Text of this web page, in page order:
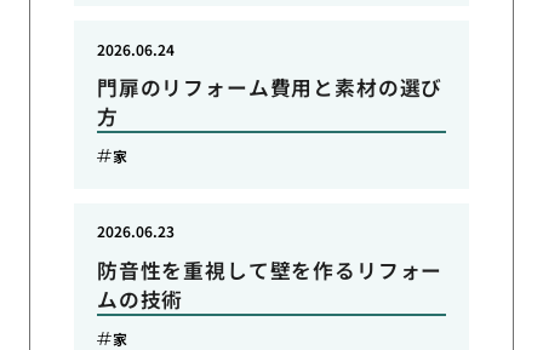
門扉のリフォーム費用と素材の選び
方
2026.06.24
家
防音性を重視して壁を作るリフォー
ムの技術
2026.06.23
家